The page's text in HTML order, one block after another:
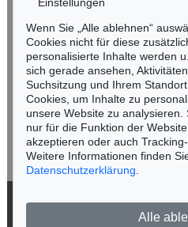
Keine Auktion
Wir informieren
Jetzt zum Newsletter
Wenn Sie „Alle ablehnen“
Cookies nicht für diese
personalisierte Inhalte werden
sich gerade ansehen,
Suchsitzung und Ihrem
Cookies, um Inhalte zu
unsere Website zu
nur für die Funktion der
akzeptieren oder auch
Weitere Informationen finden
Datenschutzerklärung
Alle